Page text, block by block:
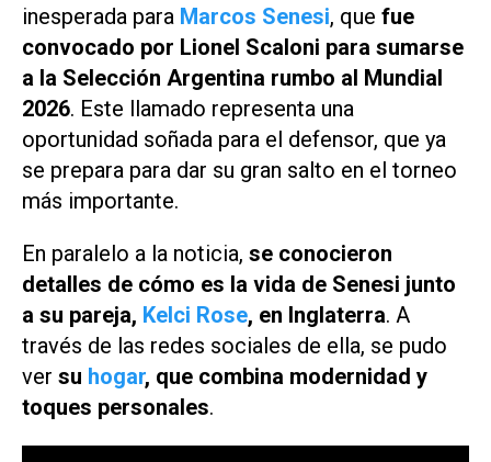
inesperada para Marcos Senesi, que fue
convocado por Lionel Scaloni para sumarse
a la Selección Argentina rumbo al Mundial
2026. Este llamado representa una
oportunidad soñada para el defensor, que ya
se prepara para dar su gran salto en el torneo
más importante.
En paralelo a la noticia, se conocieron
detalles de cómo es la vida de Senesi junto
a su pareja, Kelci Rose, en Inglaterra. A
través de las redes sociales de ella, se pudo
ver su hogar, que combina modernidad y
toques personales.